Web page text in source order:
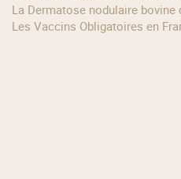
La Dermatose nodulaire
Les Vaccins Obligatoires en